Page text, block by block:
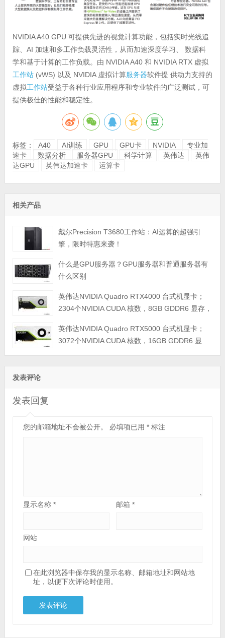
NVIDIA A40 GPU 可提供先进的视觉计算功能，包括实时光线追
踪、AI 加速和多工作负载灵活性，从而加速深度学习、 数据科
学和基于计算的工作负载。由 NVIDIA A40 和 NVIDIA RTX 虚拟
工作站(vWS) 以及 NVIDIA 虚拟计算服务器软件提 供动力支持的
虚拟工作站受益于各种行业应用程序和专业软件的广泛测试，可
提供极佳的性能和稳定性。
标签： A40 AI训练 GPU GPU卡 NVIDIA
专业加
速卡
数据分析 服务器GPU 科学计算 英伟达
英伟
达GPU
英伟达加速卡 运算卡
相关产品
戴尔Precision T3680工作站：AI运算的超强引
擎，限时特惠来袭！
什么是GPU服务器？GPU服务器和普通服务器有
什么区别
英伟达NVIDIA Quadro RTX4000 台式机显卡；
2304个NVIDIA CUDA 核数，8GB GDDR6 显存，
1.4显示接口；单宽，3年质保英伟达NVIDIA Quadro RTX5000 台式机显卡；
3072个NVIDIA CUDA 核数，16GB GDDR6 显
发表评论
发表回复
您的邮箱地址不会被公开。 必填项已用 *标注
显示名称 * 邮箱*
网站
在此浏览器中保存我的显示名称、邮箱地址和网站地
址，以便下次评论时使用。